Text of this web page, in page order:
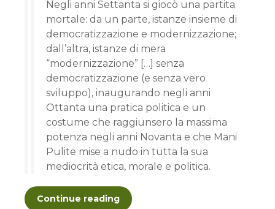
Negli anni Settanta si giocò una partita
mortale: da un parte, istanze insieme di
democratizzazione e modernizzazione;
dall’altra, istanze di mera
“modernizzazione” […] senza
democratizzazione (e senza vero
sviluppo), inaugurando negli anni
Ottanta una pratica politica e un
costume che raggiunsero la massima
potenza negli anni Novanta e che Mani
Pulite mise a nudo in tutta la sua
mediocrità etica, morale e politica.
Continue reading